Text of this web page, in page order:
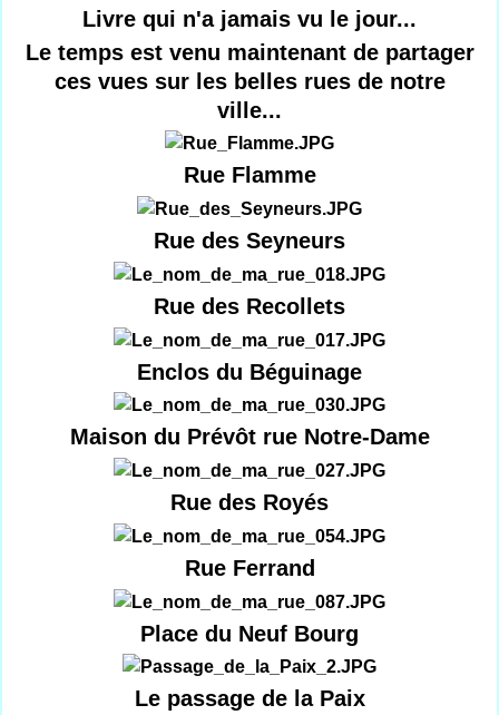
Livre qui n'a jamais vu le jour...
Le temps est venu maintenant de partager
ces vues sur les belles rues de notre
ville...
Rue Flamme
Rue des Seyneurs
Rue des Recollets
Enclos du Béguinage
Maison du Prévôt rue Notre-Dame
Rue des Royés
Rue Ferrand
Place du Neuf Bourg
Le passage de la Paix